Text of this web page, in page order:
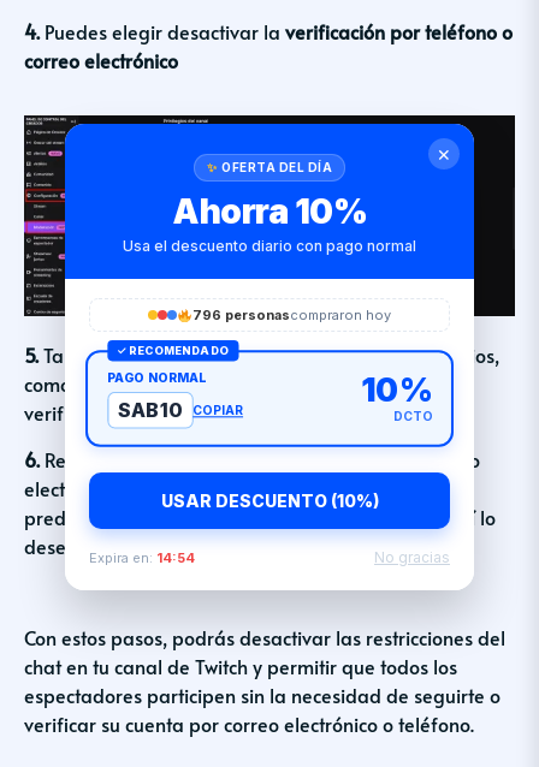
4.Puedes elegir desactivar la verificación por teléfono o
correo electrónico
5.También puedes optar por excluir a ciertos usuarios,
como VIP, suscriptores y moderadores, de la
verificación.
6.Recuerda que la verificación por teléfono o correo
electrónico estará desactivada de forma
predeterminada, por lo que deberás activarla si así lo
deseas.
Con estos pasos, podrás desactivar las restricciones del
chat en tu canal de Twitch y permitir que todos los
espectadores participen sin la necesidad de seguirte o
verificar su cuenta por correo electrónico o teléfono.
✕
OFERTA DEL DÍA
Ahorra 10%
Usa el descuento diario con pago normal
796 personascompraron hoy
✓ RECOMENDADO
PAGO NORMAL
SAB10 COPIAR
10%
DCTO
USAR DESCUENTO (10%)
Expira en: 14:54 No gracias